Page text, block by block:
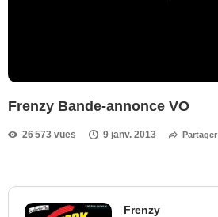
Frenzy Bande-annonce VO
26 573 vues 9 janv. 2013 Partager
Frenzy